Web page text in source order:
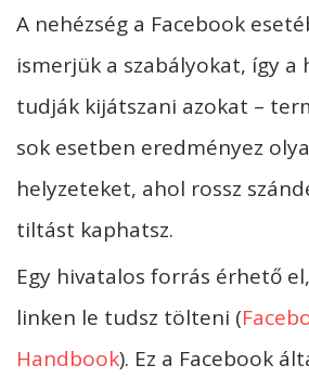
A nehézség a Facebook
ismerjük a szabályokat, így a
tudják kijátszani azokat –
sok esetben eredményez
helyzeteket, ahol rossz
tiltást kaphatsz.
Egy hivatalos forrás érhető
linken le tudsz tölteni (
Handbook). Ez a Facebook